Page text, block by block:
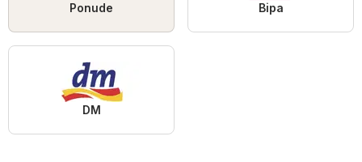
Ponude Bipa
DM